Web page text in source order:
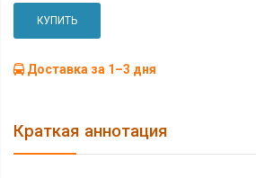
КУПИТЬ
Доставка за 1–3 дня
Краткая аннотация